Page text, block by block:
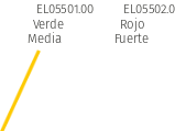
EL05501.00
Verde
Media
Rojo
Fuerte